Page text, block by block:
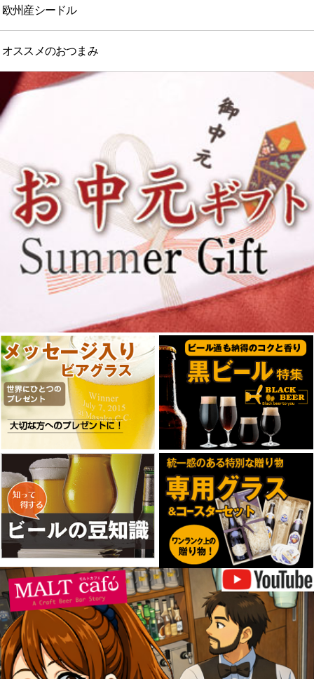
欧州産シードル
オススメのおつまみ